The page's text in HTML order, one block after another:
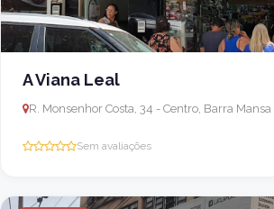
A Viana Leal
Sem avaliações